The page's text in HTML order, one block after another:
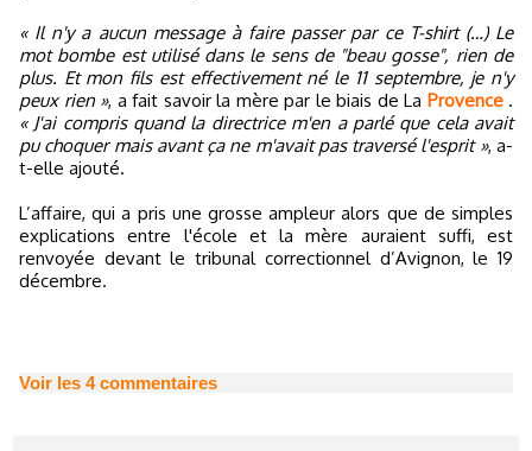
« Il n'y a aucun message à faire passer par ce T-shirt (…) Le
mot bombe est utilisé dans le sens de "beau gosse", rien de
plus. Et mon fils est effectivement né le 11 septembre, je n'y
peux rien », a fait savoir la mère par le biais de La Provence .
« J'ai compris quand la directrice m'en a parlé que cela avait
pu choquer mais avant ça ne m'avait pas traversé l'esprit », a-
t-elle ajouté.
L’affaire, qui a pris une grosse ampleur alors que de simples
explications entre l'école et la mère auraient suffi, est
renvoyée devant le tribunal correctionnel d’Avignon, le 19
décembre.
Voir les 4commentaires